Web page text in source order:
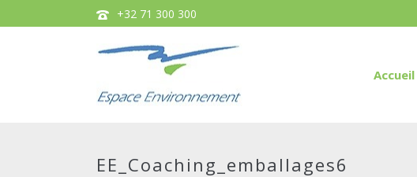
+32 71 300 300
Accueil
EE_Coaching_emballages6